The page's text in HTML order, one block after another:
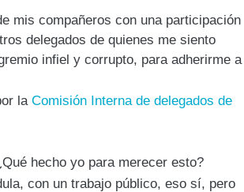
mis compañeros con una participación
delegados de quienes me siento
infiel y corrupto, para adherirme a
la Comisión Interna de delegados de
hecho yo para merecer esto?
con un trabajo público, eso sí, pero